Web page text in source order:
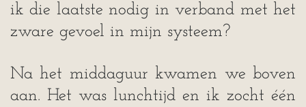
ik die laatste nodig in verband met het
zware gevoel in mijn systeem?
Na het middaguur kwamen we boven
aan. Het was lunchtijd en ik zocht één